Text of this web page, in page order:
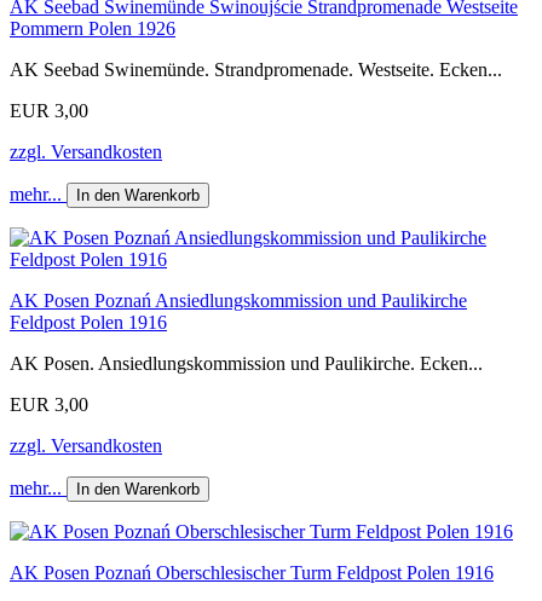
AK Seebad Swinemünde Świnoujście Strandpromenade Westseite
Pommern Polen 1926
AK Seebad Swinemünde. Strandpromenade. Westseite. Ecken...
EUR 3,00
zzgl. Versandkosten
mehr... In den Warenkorb
AK Posen Poznań Ansiedlungskommission und Paulikirche
Feldpost Polen 1916
AK Posen. Ansiedlungskommission und Paulikirche. Ecken...
EUR 3,00
zzgl. Versandkosten
mehr... In den Warenkorb
AK Posen Poznań Oberschlesischer Turm Feldpost Polen 1916